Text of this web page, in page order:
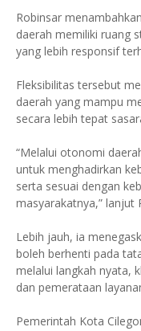
Robinsar
daerah memiliki ruang
yang lebih responsif
Fleksibilitas tersebut
daerah yang mampu
secara lebih tepat
“Melalui otonomi
untuk menghadirkan
serta sesuai dengan
masyarakatnya,” lanjut
Lebih jauh, ia
boleh berhenti pada
melalui langkah nyata,
dan pemerataan
Pemerintah Kota